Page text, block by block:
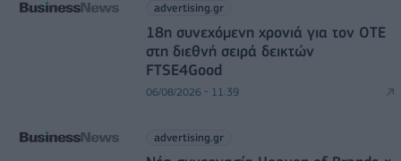
advertising.gr
18η συνεχόμενη χρονιά για τον ΟΤΕ
στη διεθνή σειρά δεικτών
FTSE4Good
06/08/2026 - 11:39
advertising.gr